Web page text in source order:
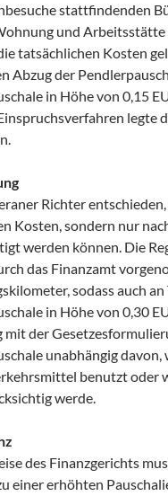
stattfindenden
und
tatsächlichen Kosten
Abzug der
in Höhe von 0,15
legte
Richter
Kosten, sondern nur
werden können. Die
das Finanzamt
sodass auch
in Höhe von 0,30
mit der
unabhängig
benutzt oder
werde.
des Finanzgerichts
einer erhöhten